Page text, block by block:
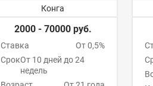
Конга
2000 - 70000 руб.
Ставка
От 0,5%
СрокОт 10 дней до 24
недель